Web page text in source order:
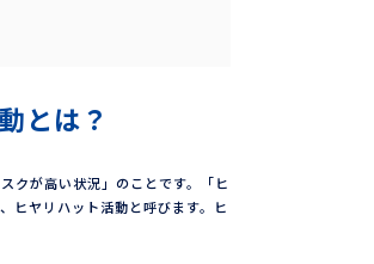
とは？
クが高い状況」のことです。「ヒ
ヒヤリハット活動と呼びます。ヒ